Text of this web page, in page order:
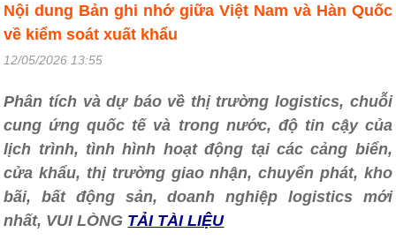
Nội dung Bản ghi nhớ giữa Việt Nam và Hàn Quốc
về kiểm soát xuất khẩu
12/05/2026 13:55
Phân tích và dự báo về thị trường logistics, chuỗi
cung ứng quốc tế và trong nước, độ tin cậy của
lịch trình, tình hình hoạt động tại các cảng biển,
cửa khẩu, thị trường giao nhận, chuyển phát, kho
bãi, bất động sản, doanh nghiệp logistics mới
nhất, VUI LÒNG TẢI TÀI LIỆU